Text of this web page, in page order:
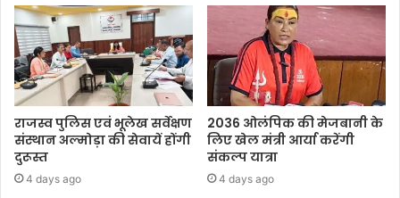
राजस्व पुलिस एवं भूलेख सर्वेक्षण
संस्थान अल्मोड़ा की सेवायें होंगी
दुरूस्त
4 days ago
2036 ओलंपिक की मेजबानी के
लिए खेल मंत्री आर्या करेंगी
संकल्प यात्रा
4 days ago